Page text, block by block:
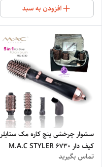
افزودن به سبد
سشوار چرخشی پنج کاره مک ستایلر
کیف دار M.A.C STYLER 6730
تماس بگیرید